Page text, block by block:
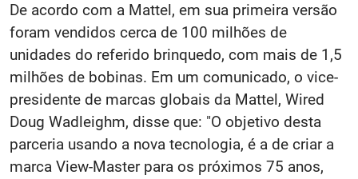
De acordo com a Mattel, em sua primeira versão
foram vendidos cerca de 100 milhões de
unidades do referido brinquedo, com mais de 1,5
milhões de bobinas. Em um comunicado, o vice-
presidente de marcas globais da Mattel, Wired
Doug Wadleighm, disse que: "O objetivo desta
parceria usando a nova tecnologia, é a de criar a
marca View-Master para os próximos 75 anos,